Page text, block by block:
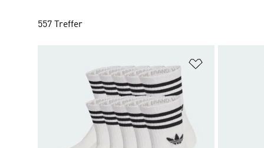
557 Treffer
Zur